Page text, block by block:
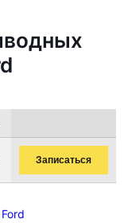
Записаться